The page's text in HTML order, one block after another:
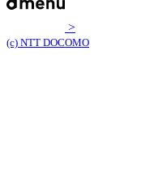
>
(c) NTT DOCOMO